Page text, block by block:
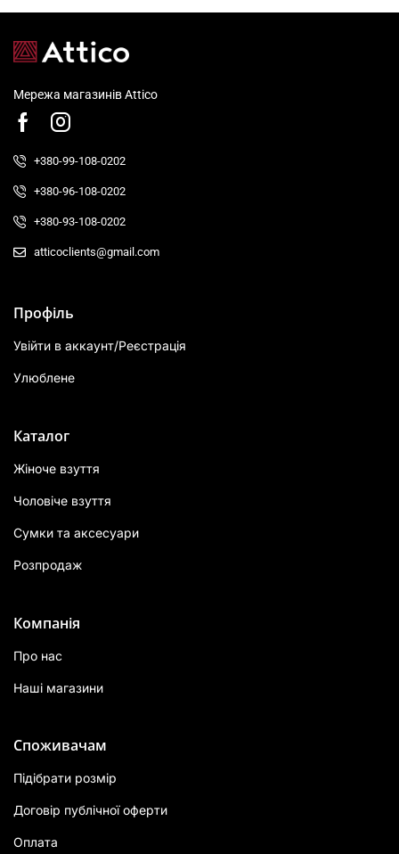
Мережа магазинів Attico
+380-99-108-0202
+380-96-108-0202
+380-93-108-0202
atticoclients@gmail.com
Профіль
Увійти в аккаунт/Реєстрація
Улюблене
Каталог
Жіноче взуття
Чоловіче взуття
Сумки та аксесуари
Розпродаж
Компанія
Про нас
Наші магазини
Споживачам
Підібрати розмір
Договір публічної оферти
Оплата